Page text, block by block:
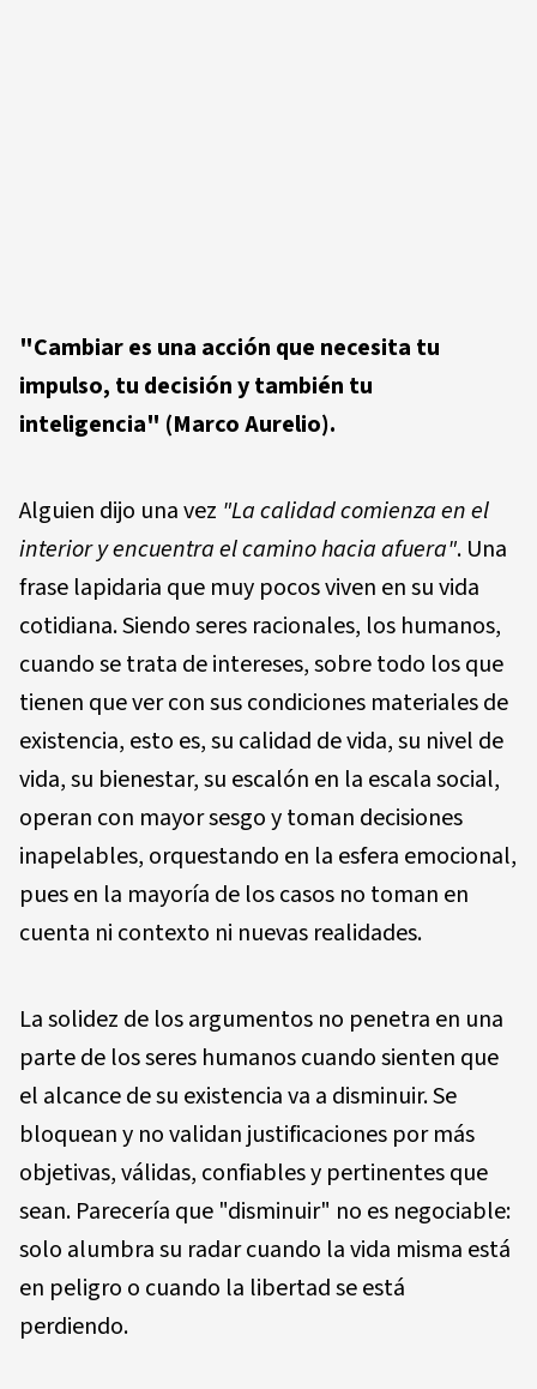
"Cambiar es una acción que necesita tu
impulso, tu decisión y también tu
inteligencia" (Marco Aurelio).
Alguien dijo una vez "La calidad comienza en el
interior y encuentra el camino hacia afuera". Una
frase lapidaria que muy pocos viven en su vida
cotidiana. Siendo seres racionales, los humanos,
cuando se trata de intereses, sobre todo los que
tienen que ver con sus condiciones materiales de
existencia, esto es, su calidad de vida, su nivel de
vida, su bienestar, su escalón en la escala social,
operan con mayor sesgo y toman decisiones
inapelables, orquestando en la esfera emocional,
pues en la mayoría de los casos no toman en
cuenta ni contexto ni nuevas realidades.
La solidez de los argumentos no penetra en una
parte de los seres humanos cuando sienten que
el alcance de su existencia va a disminuir. Se
bloquean y no validan justificaciones por más
objetivas, válidas, confiables y pertinentes que
sean. Parecería que "disminuir" no es negociable:
solo alumbra su radar cuando la vida misma está
en peligro o cuando la libertad se está
perdiendo.